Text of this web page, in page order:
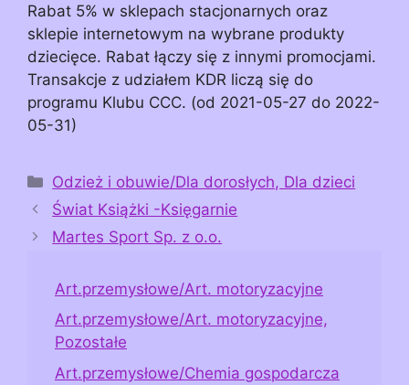
Rabat 5% w sklepach stacjonarnych oraz
sklepie internetowym na wybrane produkty
dziecięce. Rabat łączy się z innymi promocjami.
Transakcje z udziałem KDR liczą się do
programu Klubu CCC. (od 2021-05-27 do 2022-
05-31)
Kategorie
Odzież i obuwie/Dla dorosłych, Dla dzieci
Świat Książki -Księgarnie
Martes Sport Sp. z o.o.
Art.przemysłowe/Art. motoryzacyjne
Art.przemysłowe/Art. motoryzacyjne,
Pozostałe
Art.przemysłowe/Chemia gospodarcza